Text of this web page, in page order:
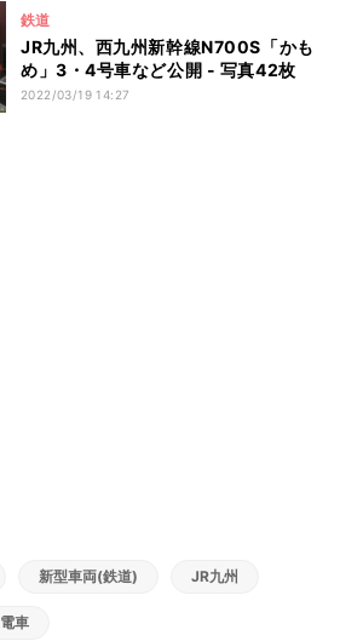
鉄道
JR九州、西九州新幹線N700S「かも
め」3・4号車など公開 - 写真42枚
2022/03/19 14:27
新型車両(鉄道) JR九州
電車